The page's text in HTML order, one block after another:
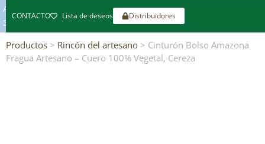
A
300€*
CONTACTO Lista de deseos Distribuidores
Productos > Rincón del artesano > Cinturón Bolso Amazona
Fragua Artesano – Cuero 100% Vegetal, Cereza